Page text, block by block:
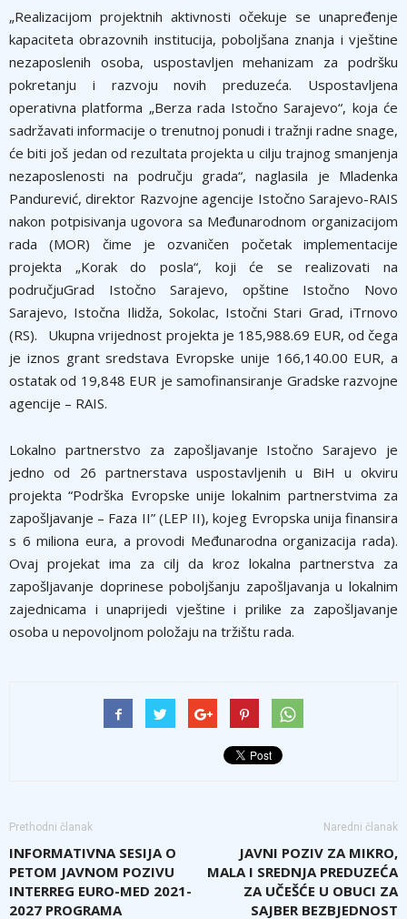
„Realizacijom projektnih aktivnosti očekuje se unapređenje
kapaciteta obrazovnih institucija, poboljšana znanja i vještine
nezaposlenih osoba, uspostavljen mehanizam za podršku
pokretanju i razvoju novih preduzeća. Uspostavljena
operativna platforma „Berza rada Istočno Sarajevo“, koja će
sadržavati informacije o trenutnoj ponudi i tražnji radne snage,
će biti još jedan od rezultata projekta u cilju trajnog smanjenja
nezaposlenosti na području grada“, naglasila je Mladenka
Pandurević, direktor Razvojne agencije Istočno Sarajevo-RAIS
nakon potpisivanja ugovora sa Međunarodnom organizacijom
rada (MOR) čime je ozvaničen početak implementacije
projekta „Korak do posla“, koji će se realizovati na
područjuGrad Istočno Sarajevo, opštine Istočno Novo
Sarajevo, Istočna Ilidža, Sokolac, Istočni Stari Grad, iTrnovo
(RS). Ukupna vrijednost projekta je 185,988.69 EUR, od čega
je iznos grant sredstava Evropske unije 166,140.00 EUR, a
ostatak od 19,848 EUR je samofinansiranje Gradske razvojne
agencije – RAIS.
Lokalno partnerstvo za zapošljavanje Istočno Sarajevo je
jedno od 26 partnerstava uspostavljenih u BiH u okviru
projekta “Podrška Evropske unije lokalnim partnerstvima za
zapošljavanje – Faza II” (LEP II), kojeg Evropska unija finansira
s 6 miliona eura, a provodi Međunarodna organizacija rada).
Ovaj projekat ima za cilj da kroz lokalna partnerstva za
zapošljavanje doprinese poboljšanju zapošljavanja u lokalnim
zajednicama i unaprijedi vještine i prilike za zapošljavanje
osoba u nepovoljnom položaju na tržištu rada.
Prethodni članak
INFORMATIVNA SESIJA O
PETOM JAVNOM POZIVU
INTERREG EURO-MED 2021-
2027 PROGRAMA
Naredni članak
JAVNI POZIV ZA MIKRO,
MALA I SREDNJA PREDUZEĆA
ZA UČEŠĆE U OBUCI ZA
SAJBER BEZBJEDNOST